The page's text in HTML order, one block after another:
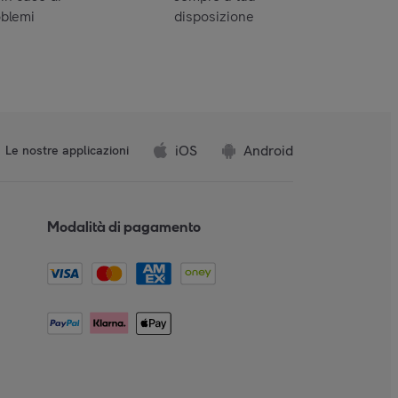
disposizione
Le nostre applicazioni iOS Android
Modalità di pagamento